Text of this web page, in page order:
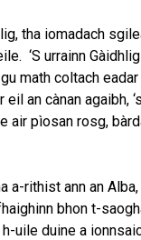
tha iomadach
‘S urrainn
math coltach
an cànan agaibh,
air pìosan rosg,
a-rithist ann an
bhon t-
uile duine a